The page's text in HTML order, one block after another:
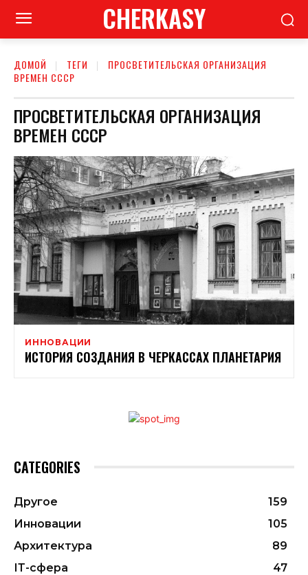
CHERKASY
ДОМОЙ ТЕГИ
ПРОСВЕТИТЕЛЬСКАЯ ОРГАНИЗАЦИЯ
ВРЕМЕН СССР
ПРОСВЕТИТЕЛЬСКАЯ ОРГАНИЗАЦИЯ
ВРЕМЕН СССР
ИННОВАЦИИ
ИСТОРИЯ СОЗДАНИЯ В ЧЕРКАССАХ ПЛАНЕТАРИЯ
CATEGORIES
Другое
159
Инновации
105
Архитектура
89
ІТ-сфера
47